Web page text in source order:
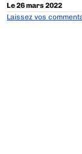
Le 26 mars 2022
Laissez vos